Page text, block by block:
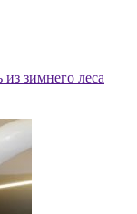
из зимнего леса